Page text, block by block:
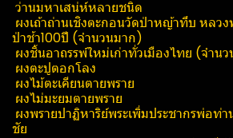
ว่านมหาเสน่ห์หลายชนิด
ผงเถ้าถ่านเชิงตะกอน​วัดป่าหญ้าทึบ หลวง
ป่าช้า100ปี (จำนวนมาก)
ผงชิ้นอาถรรพ์ใหม่เก่าทั่วเมืองไทย (จำน
ผงตะปูตอกโลง
ผงไม้ตะเคียนตายพราย
ผงไม่มะยมตายพราย
ผงพราย​ปาฏิหาริย์​พระเพิ่ม​ประชากร​พ่อท่
ชัย​